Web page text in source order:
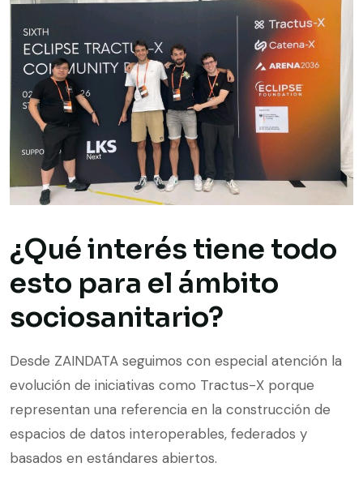
¿Qué interés tiene todo
esto para el ámbito
sociosanitario?
Desde ZAINDATA seguimos con especial atención la
evolución de iniciativas como Tractus-X porque
representan una referencia en la construcción de
espacios de datos interoperables, federados y
basados en estándares abiertos.